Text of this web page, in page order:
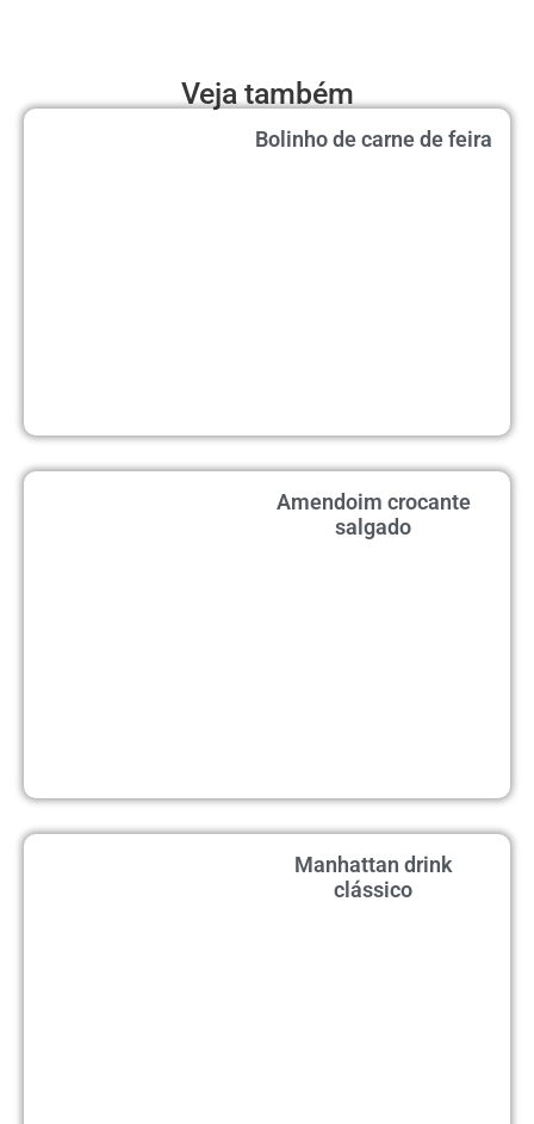
Veja também
Bolinho de carne de feira
Amendoim crocante
salgado
Manhattan drink
clássico